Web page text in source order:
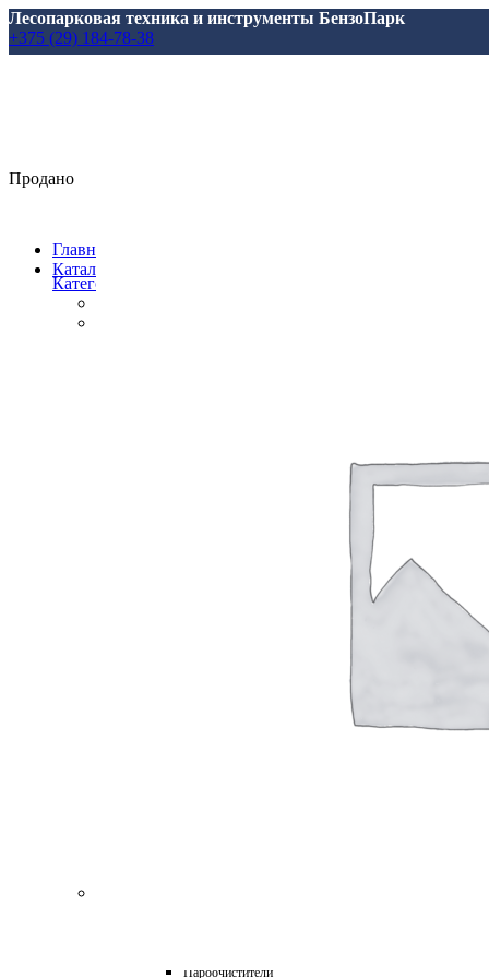
Лесопарковая техника и инструменты БензоПарк
+375 (29) 184-78-38
Главная
Каталог
Категории
для Мотоблоков и Культиваторов
Пароочистители
Продано